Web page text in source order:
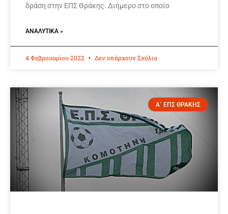
δράση στην ΕΠΣ Θράκης. Διήμερο στο οποίο
ΑΝΑΛΥΤΙΚΆ »
4 Φεβρουαρίου 2022 Δεν υπάρχουν Σχόλια
Α΄ ΕΠΣ ΘΡΑΚΗΣ